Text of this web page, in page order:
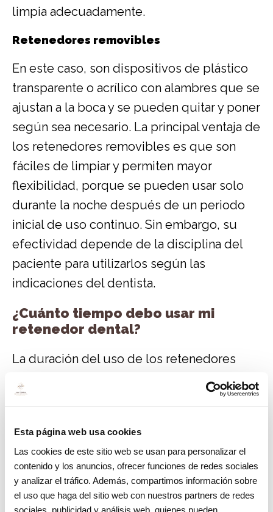
Esta página web usa cookies
Las cookies de este sitio web se usan para personalizar el
contenido y los anuncios, ofrecer funciones de redes sociales
y analizar el tráfico. Además, compartimos información sobre
el uso que haga del sitio web con nuestros partners de redes
sociales, publicidad y análisis web, quienes pueden
limpia adecuadamente.
Retenedores removibles
En este caso, son dispositivos de plástico
transparente o acrílico con alambres que se
ajustan a la boca y se pueden quitar y poner
según sea necesario. La principal ventaja de
los retenedores removibles es que son
fáciles de limpiar y permiten mayor
flexibilidad, porque se pueden usar solo
durante la noche después de un periodo
inicial de uso continuo. Sin embargo, su
efectividad depende de la disciplina del
paciente para utilizarlos según las
indicaciones del dentista.
¿Cuánto tiempo debo usar mi
retenedor dental?
La duración del uso de los retenedores
depende de varios factores. Cada paciente
es diferente y el tiempo recomendado
tratamiento y la estabilidad inicial de los
dientes.
Factores que influyen en el tiempo de uso